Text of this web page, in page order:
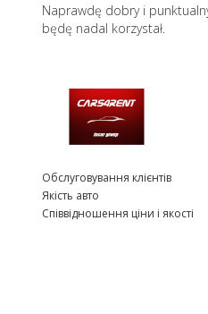
Naprawdę dobry i
będę nadal korzystał.
Обслуговування клієнтів
Якість авто
Співвідношення ціни і якості